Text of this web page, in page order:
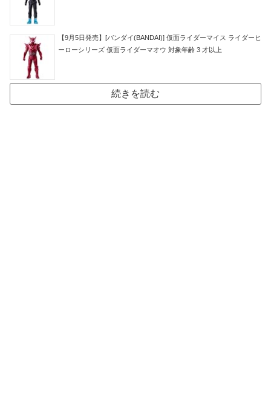
【9月5日発売】[バンダイ(BANDAI)] 仮面ライダーマイス ライダーヒ
ーローシリーズ 仮面ライダーマオウ 対象年齢 3 才以上
続きを読む